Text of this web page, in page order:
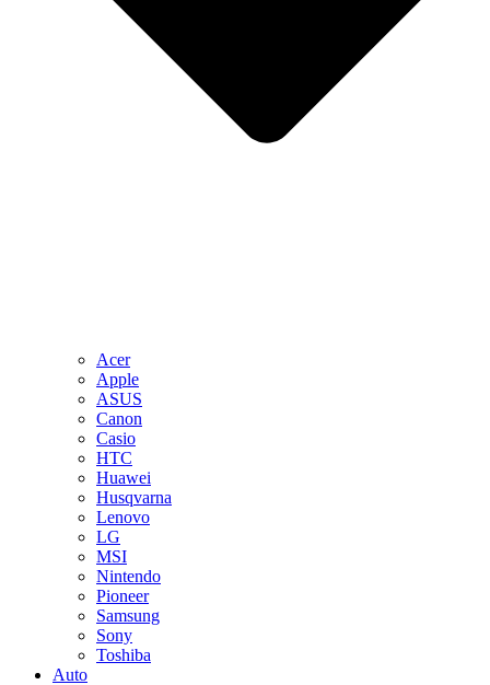
Acer
Apple
ASUS
Canon
Casio
HTC
Huawei
Husqvarna
Lenovo
LG
MSI
Nintendo
Pioneer
Samsung
Sony
Toshiba
Auto